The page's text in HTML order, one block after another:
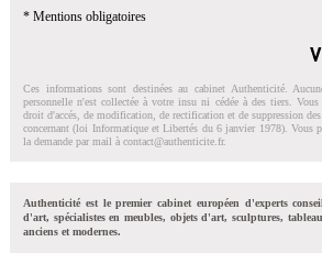
* Mentions obligatoires
Ces informations sont destinées au cabinet Authenticité.
personnelle n'est collectée à votre insu ni cédée à des tiers. Vous
droit d'accés, de modification, de rectification et de suppression
concernant (loi Informatique et Libertés du 6 janvier 1978). Vous
la demande par mail à contact@authenticite.fr.
Authenticité est le premier cabinet européen d'experts
d'art, spécialistes en meubles, objets d'art, sculptures,
anciens et modernes.